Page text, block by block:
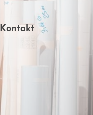
Kontakt